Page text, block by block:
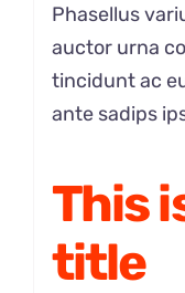
Phasellus
auctor urna
tincidunt ac
ante sadips
This
title